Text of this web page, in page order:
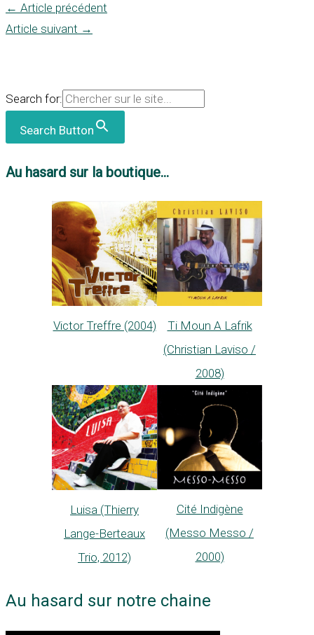
← Article précédent
Article suivant →
Search for:
Search Button
Au hasard sur la boutique...
Victor Treffre (2004)
Ti Moun A Lafrik
(Christian Laviso /
2008)
Luisa (Thierry
Lange-Berteaux
Trio, 2012)
Cité Indigène
(Messo Messo /
2000)
Au hasard sur notre chaine